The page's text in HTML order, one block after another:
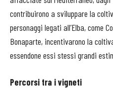
contribuirono a sviluppare la
personaggi legati all’Elba, come
Bonaparte, incentivarono la
essendone essi stessi grandi
Percorsi tra ivigneti